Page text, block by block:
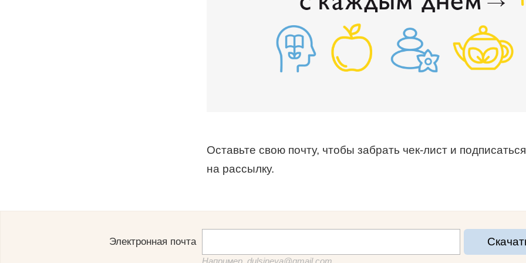
Оставьте свою почту, чтобы забрать чек-лист и подписаться
на рассылку.
Электронная почта
Например, dulsineya@gmail.com